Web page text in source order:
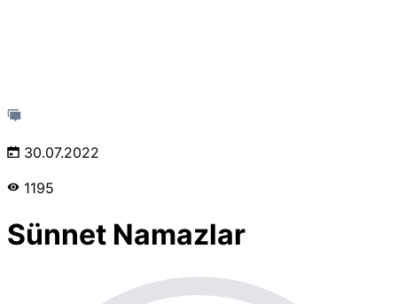
30.07.2022
1195
Sünnet Namazlar